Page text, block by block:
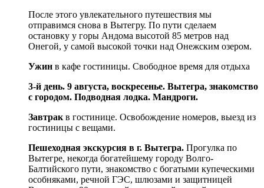
После этого увлекательного путешествия мы
отправимся снова в Вытегру. По пути сделаем
остановку у горы Андома высотой 85 метров над
Онегой, у самой высокой точки над Онежским озером.
Ужин в кафе гостиницы. Свободное время для отдыха
3-й день. 9 августа, воскресенье. Вытегра, знакомство
с городом. Подводная лодка. Мандроги.
Завтрак в гостинице. Освобождение номеров, выезд из
гостиницы с вещами.
Пешеходная экскурсия в г. Вытегра. Прогулка по
Вытегре, некогда богатейшему городу Волго-
Балтийского пути, знакомство с богатыми купеческими
особняками, речной ГЭС, шлюзами и защитницей